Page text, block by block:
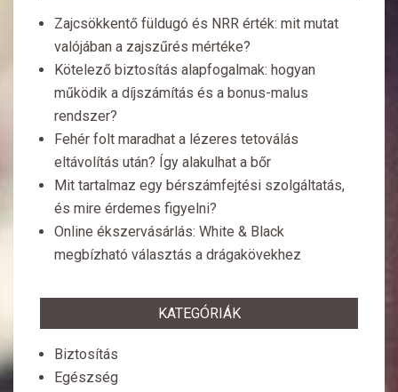
Zajcsökkentő füldugó és NRR érték: mit mutat
valójában a zajszűrés mértéke?
Kötelező biztosítás alapfogalmak: hogyan
működik a díjszámítás és a bonus-malus
rendszer?
Fehér folt maradhat a lézeres tetoválás
eltávolítás után? Így alakulhat a bőr
Mit tartalmaz egy bérszámfejtési szolgáltatás,
és mire érdemes figyelni?
Online ékszervásárlás: White & Black
megbízható választás a drágakövekhez
KATEGÓRIÁK
Biztosítás
Egészség